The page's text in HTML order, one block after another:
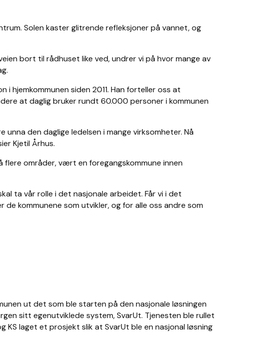
Solen kaster glitrende refleksjoner på vannet, og
bort til rådhuset like ved, undrer vi på hvor mange av
hjemkommunen siden 2011. Han forteller oss at
at daglig bruker rundt 60.000 personer i kommunen
den daglige ledelsen i mange virksomheter. Nå
Kjetil Århus.
flere områder, vært en foregangskommune innen
ta vår rolle i det nasjonale arbeidet. Får vi i det
kommunene som utvikler, og for alle oss andre som
ut det som ble starten på den nasjonale løsningen
sitt egenutviklede system, SvarUt. Tjenesten ble rullet
laget et prosjekt slik at SvarUt ble en nasjonal løsning